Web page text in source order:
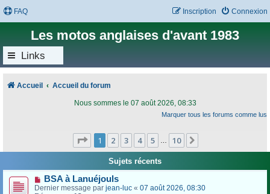
FAQ Connexion
Inscription
Les motos anglaises d'avant 1983
Links
Accueil Accueil du forum
Nous sommes le 07 août 2026, 08:33
Marquer tous les forums comme lus
Page 1sur
1 2 3 4 5 10
Sujets récents
BSA à Lanuéjouls
Dernier message par jean-luc « 07 août 2026, 08:30